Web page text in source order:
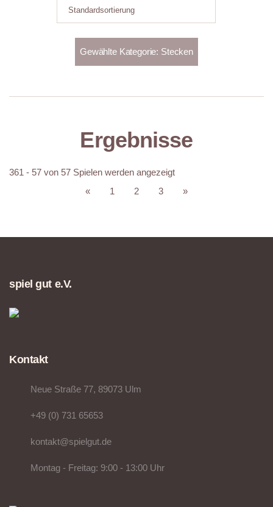
Ergebnisse
361 - 57 von 57 Spielen werden angezeigt
«
1 2 3 »
spiel gut e.V.
Kontakt
Neue Straße 77, 89073 Ulm
+49 (0) 731 65653
kontakt@spielgut.de
Montag - Freitag: 9:00 - 13:00 Uhr